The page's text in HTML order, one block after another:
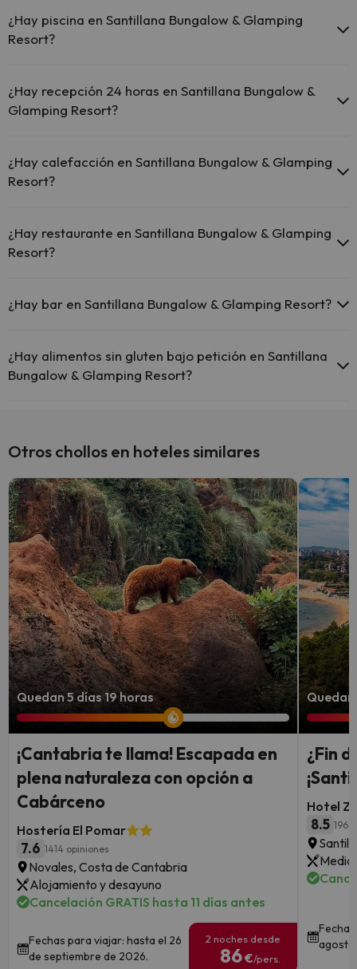
pago directo en hotel (solicítalo antes de iniciar tu viaje).
¿Hay piscina en Santillana Bungalow & Glamping
Resort?
servicio puede ser de pago) Aquí tienes más info sobre la piscina y
otras instalaciones.
¿Hay recepción 24 horas en Santillana Bungalow &
Glamping Resort?
horas.
¿Hay calefacción en Santillana Bungalow & Glamping
Resort?
zonas comunes.
¿Hay restaurante en Santillana Bungalow & Glamping
Resort?
¿Hay bar en Santillana Bungalow & Glamping Resort?
¿Hay alimentos sin gluten bajo petición en Santillana
Bungalow & Glamping Resort?
Otros chollos en hoteles similares
Quedan 5 días 19 horas
¡Cantabria te llama! Escapada en
plena naturaleza con opción a
Cabárceno
Hostería El Pomar
7.6 1414 opiniones
Novales, Costa de Cantabria
Alojamiento y desayuno
Cancelación GRATIS hasta 11 días antes
Fechas para viajar: hasta el 26
de septiembre de 2026.
2 noches desde
86€/pers.
Quedan
¿Fin
Hotel
8.5
Media
agosto